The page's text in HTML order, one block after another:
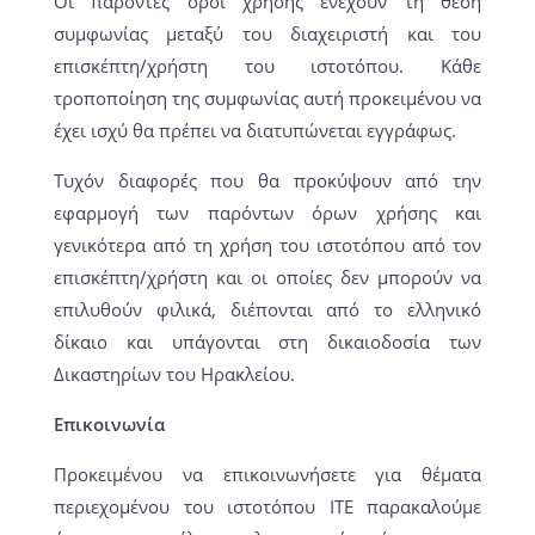
συμφωνίας μεταξύ του διαχειριστή και του
επισκέπτη/χρήστη του ιστοτόπου. Κάθε
τροποποίηση της συμφωνίας αυτή προκειμένου να
έχει ισχύ θα πρέπει να διατυπώνεται εγγράφως.
Τυχόν διαφορές που θα προκύψουν από την
εφαρμογή των παρόντων όρων χρήσης και
γενικότερα από τη χρήση του ιστοτόπου από τον
επισκέπτη/χρήστη και οι οποίες δεν μπορούν να
επιλυθούν φιλικά, διέπονται από το ελληνικό
δίκαιο και υπάγονται στη δικαιοδοσία των
Δικαστηρίων του Ηρακλείου.
Επικοινωνία
Προκειμένου να επικοινωνήσετε για θέματα
περιεχομένου του ιστοτόπου ΙΤΕ παρακαλούμε